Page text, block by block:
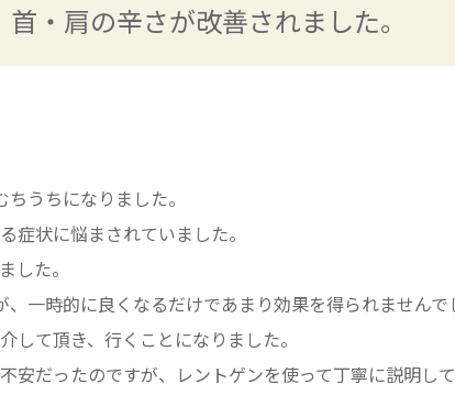
首・肩の辛さが改善されました。
うちになりました。
症状に悩まされていました。
した。
一時的に良くなるだけであまり効果を得られませんで
して頂き、行くことになりました。
安だったのですが、レントゲンを使って丁寧に説明し